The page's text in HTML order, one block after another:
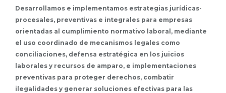
Desarrollamos e implementamos estrategias jurídicas-
procesales, preventivas e integrales para empresas
orientadas al cumplimiento normativo laboral, mediante
el uso coordinado de mecanismos legales como
conciliaciones, defensa estratégica en los juicios
laborales y recursos de amparo, e implementaciones
preventivas para proteger derechos, combatir
ilegalidades y generar soluciones efectivas para las